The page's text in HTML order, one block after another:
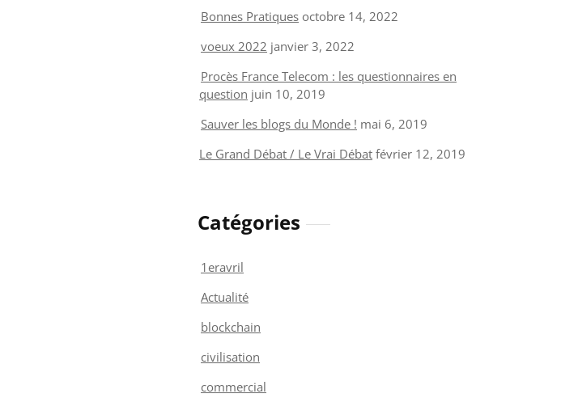
Bonnes Pratiques octobre 14, 2022
voeux 2022 janvier 3, 2022
Procès France Telecom : les questionnaires en
question juin 10, 2019
Sauver les blogs du Monde ! mai 6, 2019
Le Grand Débat / Le Vrai Débat février 12, 2019
Catégories
1eravril
Actualité
blockchain
civilisation
commercial